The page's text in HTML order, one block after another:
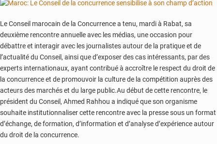
Madrid
Al
Ahly
et
se
qualifie
pour
la
finale
Le Conseil marocain de la Concurrence a tenu, mardi à Rabat, sa
deuxième rencontre annuelle avec les médias, une occasion pour
débattre et interagir avec les journalistes autour de la pratique et de
l’actualité du Conseil, ainsi que d’exposer des cas intéressants, par des
experts internationaux, ayant contribué à accroître le respect du droit de
la concurrence et de promouvoir la culture de la compétition auprès des
acteurs des marchés et du large public.Au début de cette rencontre, le
président du Conseil, Ahmed Rahhou a indiqué que son organisme
souhaite institutionnaliser cette rencontre avec la presse sous un format
d’échange, de formation, d’information et d’analyse d’expérience autour
du droit de la concurrence.